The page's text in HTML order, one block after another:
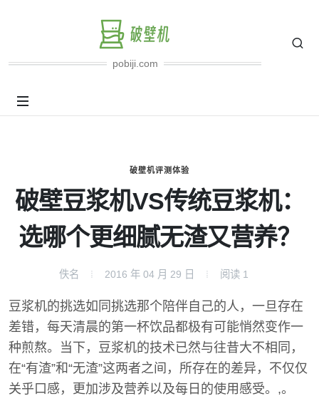
pobiji.com
破壁机评测体验
破壁豆浆机VS传统豆浆机：
选哪个更细腻无渣又营养？
佚名 2016 年 04 月 29 日 阅读 1
豆浆机的挑选如同挑选那个陪伴自己的人，一旦存在
差错，每天清晨的第一杯饮品都极有可能悄然变作一
种煎熬。当下，豆浆机的技术已然与往昔大不相同，
在“有渣”和“无渣”这两者之间，所存在的差异，不仅仅
关乎口感，更加涉及营养以及每日的使用感受。,。